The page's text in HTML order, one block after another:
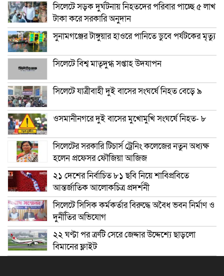
সিলেটে সড়ক দুর্ঘটনায় নিহতদের পরিবার পাচ্ছে ৫ লাখ
টাকা করে সরকারি অনুদান
সুনামগঞ্জের টাঙ্গুয়ার হাওরে পানিতে ডুবে পর্যটকের মৃত্যু
সিলেটে বিশ্ব মাতৃদুগ্ধ সপ্তাহ উদযাপন
সিলেটে যাত্রীবাহী দুই বাসের সংঘর্ষে নিহত বেড়ে ৯
ওসমানীনগরে দুই বাসের মুখোমুখি সংঘর্ষে নিহত- ৮
সিলেটের সরকারি টিচার্স ট্রেনিং কলেজের নতুন অধ্যক্ষ
হলেন প্রফেসর ফৌজিয়া আজিজ
২১ দেশের নির্বাচিত ৮১ ছবি নিয়ে শাবিপ্রবিতে
আন্তর্জাতিক আলোকচিত্র প্রদর্শনী
সিলেটে সিসিক কর্মকর্তার বিরুদ্ধে অবৈধ ভবন নির্মাণ ও
দুর্নীতির অভিযোগ
২২ ঘণ্টা পর ত্রুটি সেরে জেদ্দার উদ্দেশ্যে ছাড়লো
বিমানের ফ্লাইট